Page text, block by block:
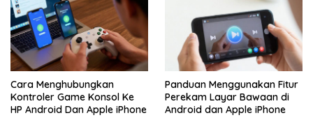
Cara Menghubungkan
Kontroler Game Konsol Ke
HP Android Dan Apple iPhone
Panduan Menggunakan Fitur
Perekam Layar Bawaan di
Android dan Apple iPhone